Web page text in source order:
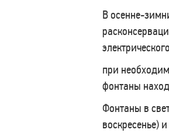
В осенне-
при
фонтаны
Фонтаны в
воскресенье)